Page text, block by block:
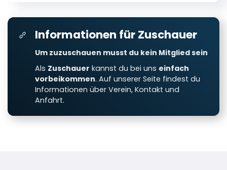
Informationen für Zuschauer
Um zuzuschauen musst du kein Mitglied sein
Als Zuschauer kannst du bei uns einfach
vorbeikommen. Auf unserer Seite findest du
Informationen über Verein, Kontakt und
Anfahrt.